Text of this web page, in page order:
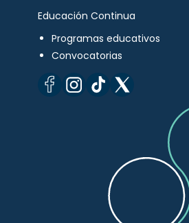
Educación Continua
Programas educativos
Convocatorias